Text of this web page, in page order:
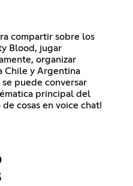
compartir sobre los
Blood, jugar
organizar
Chile y Argentina
puede conversar
principal del
cosas en voice chat!